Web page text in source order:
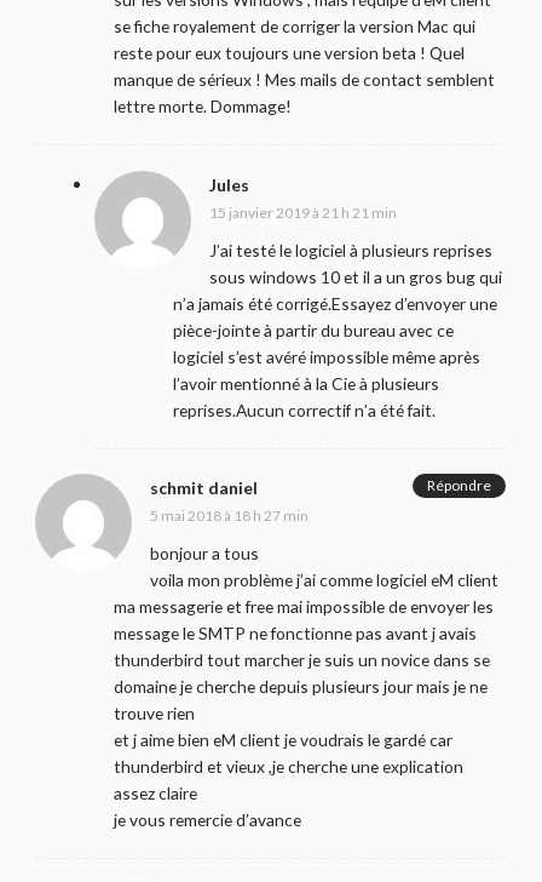
se fiche royalement de corriger la version Mac qui
reste pour eux toujours une version beta ! Quel
manque de sérieux ! Mes mails de contact semblent
lettre morte. Dommage!
Jules
15 janvier 2019 à 21 h 21 min
J’ai testé le logiciel à plusieurs reprises
sous windows 10 et il a un gros bug qui
n’a jamais été corrigé.Essayez d’envoyer une
pièce-jointe à partir du bureau avec ce
logiciel s’est avéré impossible même après
l’avoir mentionné à la Cie à plusieurs
reprises.Aucun correctif n’a été fait.
schmit daniel
5 mai 2018 à 18 h 27 min
bonjour a tous
voila mon problème j’ai comme logiciel eM client
ma messagerie et free mai impossible de envoyer les
message le SMTP ne fonctionne pas avant j avais
thunderbird tout marcher je suis un novice dans se
domaine je cherche depuis plusieurs jour mais je ne
trouve rien
et j aime bien eM client je voudrais le gardé car
thunderbird et vieux ,je cherche une explication
assez claire
je vous remercie d’avance
Répondre